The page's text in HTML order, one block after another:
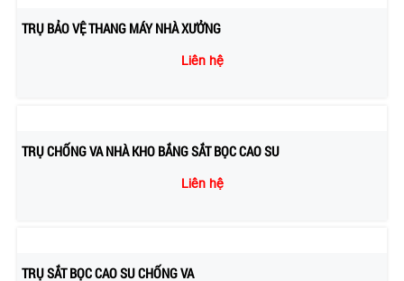
TRỤ BẢO VỆ THANG MÁY NHÀ XƯỞNG
Liên hệ
TRỤ CHỐNG VA NHÀ KHO BẮNG SẮT BỌC CAO SU
Liên hệ
TRỤ SẮT BỌC CAO SU CHỐNG VA